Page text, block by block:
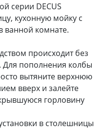
серии DECUS
кухонную мойку с
ванной комнате.
происходит без
Для пополнения колбы
вытяните верхнюю
вверх и залейте
горловину
в столешницы